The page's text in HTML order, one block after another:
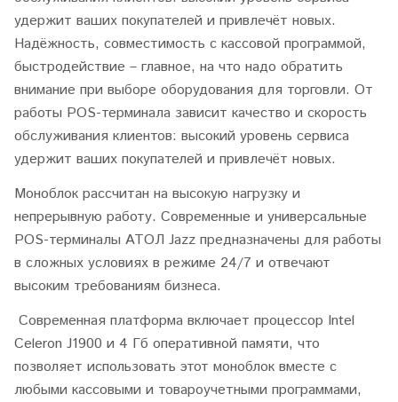
удержит ваших покупателей и привлечёт новых.
Надёжность, совместимость с кассовой программой,
быстродействие – главное, на что надо обратить
внимание при выборе оборудования для торговли. От
работы POS-терминала зависит качество и скорость
обслуживания клиентов: высокий уровень сервиса
удержит ваших покупателей и привлечёт новых.
Моноблок рассчитан на высокую нагрузку и
непрерывную работу. Современные и универсальные
POS-терминалы АТОЛ Jazz предназначены для работы
в сложных условиях в режиме 24/7 и отвечают
высоким требованиям бизнеса.
Современная платформа включает процессор Intel
Celeron J1900 и 4 Гб оперативной памяти, что
позволяет использовать этот моноблок вместе с
любыми кассовыми и товароучетными программами,